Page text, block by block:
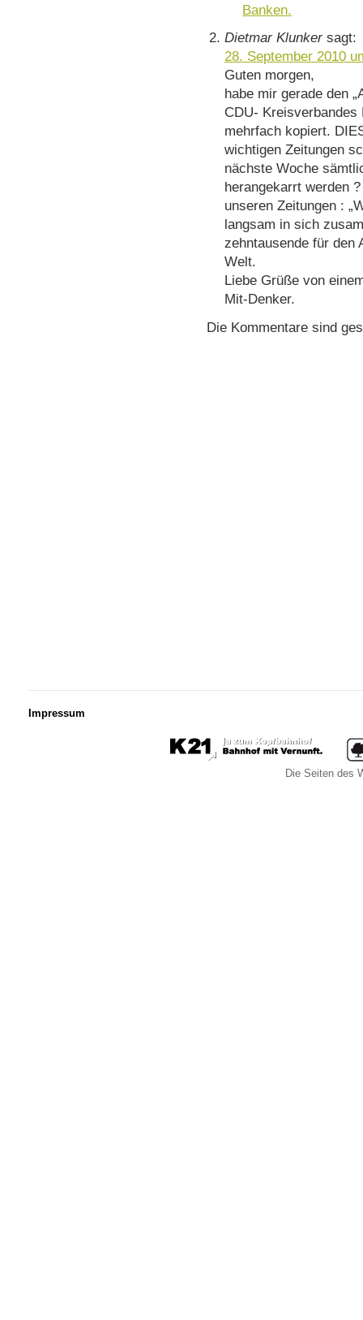
Banken.
Dietmar Klunker sagt:
28. September 2010
Guten morgen,
habe mir gerade den
CDU- Kreisverbandes
mehrfach kopiert.
wichtigen Zeitungen
nächste Woche
herangekarrt werden
unseren Zeitungen :
langsam in sich
zehntausende für den
Welt.
Liebe Grüße von
Mit-Denker.
Die Kommentare sind
Impressum
Die Seiten des